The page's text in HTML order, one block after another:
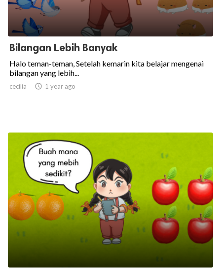
Bilangan Lebih Banyak
Halo teman-teman, Setelah kemarin kita belajar mengenai
bilangan yang lebih...
cecilia  1 year ago